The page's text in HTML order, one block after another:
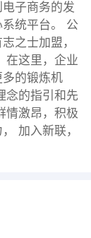
子商务的发
统平台。 公
之士加盟，
在这里，企业
的锻炼机
念的指引和先
情激昂，积极
加入新联，